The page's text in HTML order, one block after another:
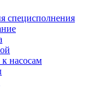
специсполнения
насосам